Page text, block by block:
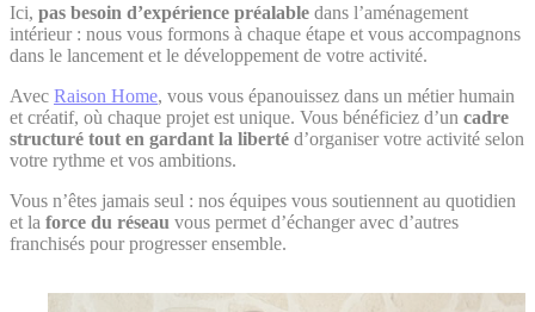
Ici, pas besoin d’expérience préalable dans l’aménagement
intérieur : nous vous formons à chaque étape et vous accompagnons
dans le lancement et le développement de votre activité.
Avec Raison Home, vous vous épanouissez dans un métier humain
et créatif, où chaque projet est unique. Vous bénéficiez d’un cadre
structuré tout en gardant la liberté d’organiser votre activité selon
votre rythme et vos ambitions.
Vous n’êtes jamais seul : nos équipes vous soutiennent au quotidien
et la force du réseau vous permet d’échanger avec d’autres
franchisés pour progresser ensemble.